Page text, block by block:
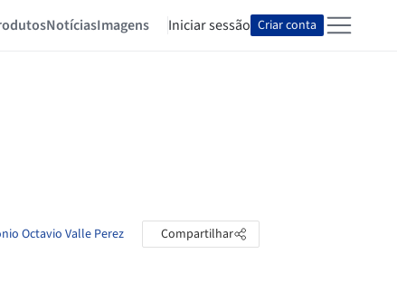
NotíciasImagens Iniciar sessão Criar conta
Octavio Valle Perez Compartilhar